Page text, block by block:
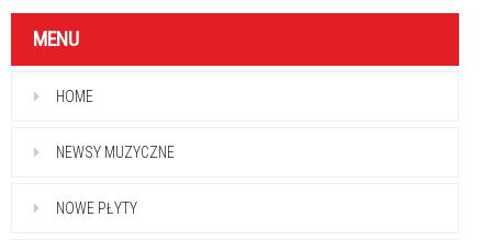
MENU
HOME
NEWSY MUZYCZNE
NOWE PŁYTY